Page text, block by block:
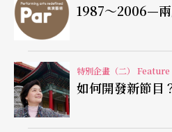
u）的三部電影改編的劇場
野獸》與《魔童》中，最發
童」指如莫札特一般有音樂
小時候就被譽為「魔童」，
義非凡（註4）
1987～2006—
特別企畫（二） Feature
如何開發新節目